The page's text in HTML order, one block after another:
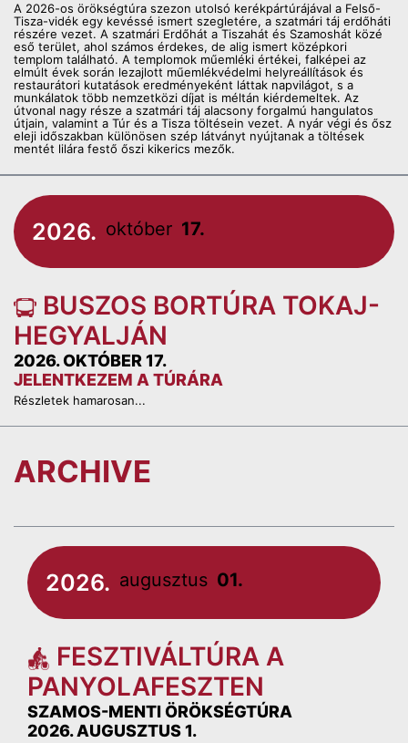
A 2026-os örökségtúra szezon utolsó kerékpártúrájával a Felső-
Tisza-vidék egy kevéssé ismert szegletére, a szatmári táj erdőháti
részére vezet. A szatmári Erdőhát a Tiszahát és Szamoshát közé
eső terület, ahol számos érdekes, de alig ismert középkori
templom található. A templomok műemléki értékei, falképei az
elmúlt évek során lezajlott műemlékvédelmi helyreállítások és
restaurátori kutatások eredményeként láttak napvilágot, s a
munkálatok több nemzetközi díjat is méltán kiérdemeltek. Az
útvonal nagy része a szatmári táj alacsony forgalmú hangulatos
útjain, valamint a Túr és a Tisza töltésein vezet. A nyár végi és ősz
eleji időszakban különösen szép látványt nyújtanak a töltések
mentét lilára festő őszi kikerics mezők.
2026. október 17.
BUSZOS BORTÚRA TOKAJ-
HEGYALJÁN
2026. OKTÓBER 17.
JELENTKEZEM A TÚRÁRA
Részletek hamarosan...
ARCHIVE
2026. augusztus 01.
FESZTIVÁLTÚRA A
PANYOLAFESZTEN
SZAMOS-MENTI ÖRÖKSÉGTÚRA
2026. AUGUSZTUS 1.